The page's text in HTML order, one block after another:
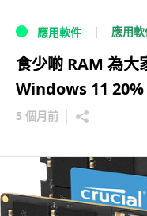
應用軟件 應用
食少啲 RAM 為大
Windows 11 20%
5 個月前